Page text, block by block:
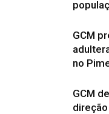
GCM
no
GCM